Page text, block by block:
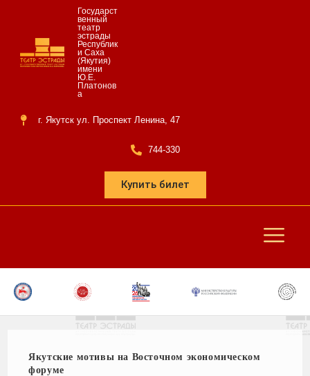
Государст
венный
театр
эстрады
Республик
и Саха
(Якутия)
имени
Ю.Е.
Платонов
а
г. Якутск ул. Проспект Ленина, 47
744-330
Купить билет
Якутские мотивы на Восточном экономическом
форуме